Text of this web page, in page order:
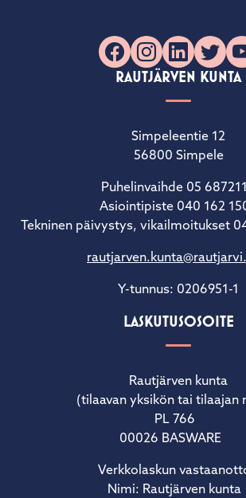
Facebook
Instagram
LinkedIn
X
RAUTJÄRVEN KUNTA
Simpeleentie 12
56800 Simpele
Puhelinvaihde 05
Asiointipiste 040 162
Tekninen päivystys, vikailmoitukset
Y-tunnus: 0206951-1
LASKUTUSOSOITE
Rautjärven kunta
(tilaavan yksikön tai tilaajan
PL 766
00026 BASWARE
Verkkolaskun
Nimi: Rautjärven kunta